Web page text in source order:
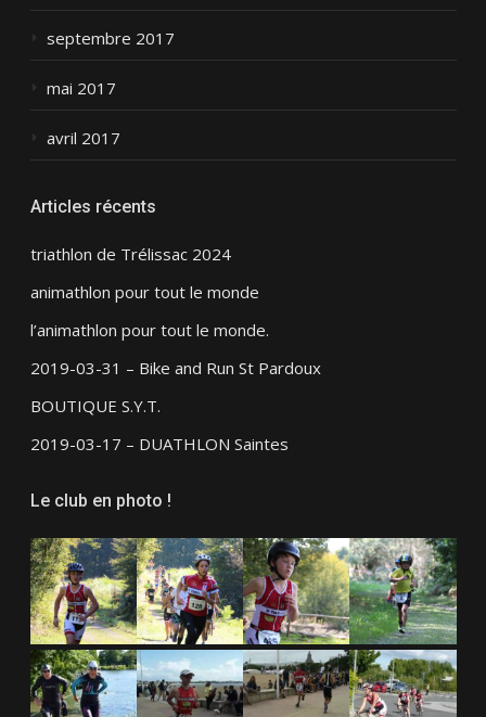
septembre 2017
mai 2017
avril 2017
Articles récents
triathlon de Trélissac 2024
animathlon pour tout le monde
l’animathlon pour tout le monde.
2019-03-31 – Bike and Run St Pardoux
BOUTIQUE S.Y.T.
2019-03-17 – DUATHLON Saintes
Le club en photo !